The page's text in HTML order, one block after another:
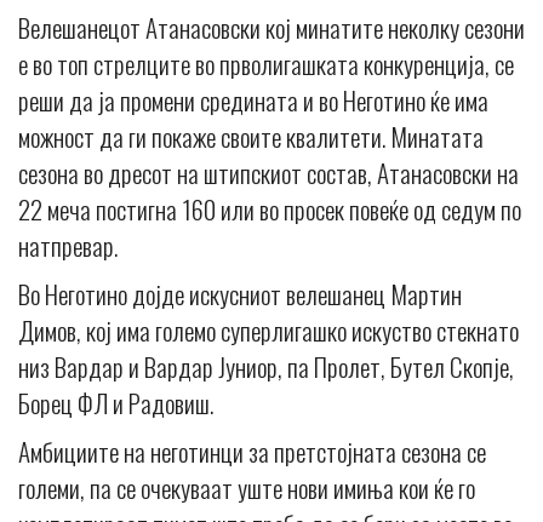
Велешанецот Атанасовски кој минатите неколку сезони
е во топ стрелците во прволигашката конкуренција, се
реши да ја промени средината и во Неготино ќе има
можност да ги покаже своите квалитети. Минатата
сезона во дресот на штипскиот состав, Атанасовски на
22 меча постигна 160 или во просек повеќе од седум по
натпревар.
Во Неготино дојде искусниот велешанец Мартин
Димов, кој има големо суперлигашко искуство стекнато
низ Вардар и Вардар Јуниор, па Пролет, Бутел Скопје,
Борец ФЛ и Радовиш.
Амбициите на неготинци за претстојната сезона се
големи, па се очекуваат уште нови имиња кои ќе го